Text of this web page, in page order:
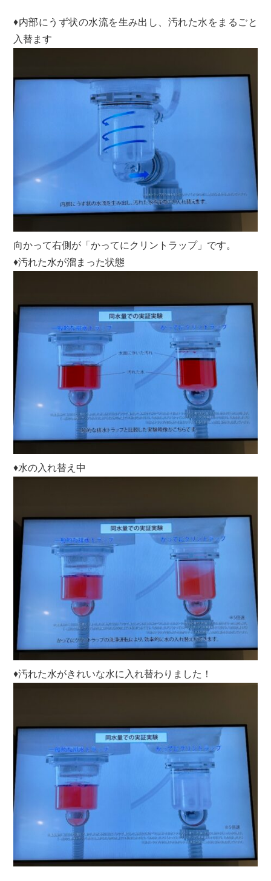
♦内部にうず状の水流を生み出し、汚れた水をまるごと
入替ます
向かって右側が「かってにクリントラップ」です。
♦汚れた水が溜まった状態
♦水の入れ替え中
♦汚れた水がきれいな水に入れ替わりました！